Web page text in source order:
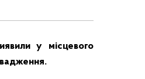
у місцевого